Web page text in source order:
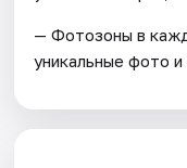
— Фотозоны в
уникальные фото